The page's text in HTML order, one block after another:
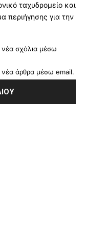
ταχυδρομείο και
περιήγησης για την
νέα σχόλια μέσω
νέα άρθρα μέσω email.